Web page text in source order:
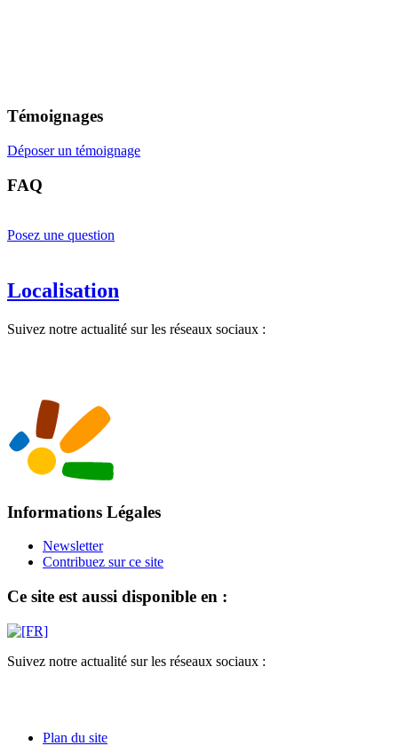
Témoignages
Déposer un témoignage
FAQ
Posez une question
Localisation
Suivez notre actualité sur les réseaux sociaux :
Informations Légales
Newsletter
Contribuez sur ce site
Ce site est aussi disponible en :
Suivez notre actualité sur les réseaux sociaux :
Plan du site